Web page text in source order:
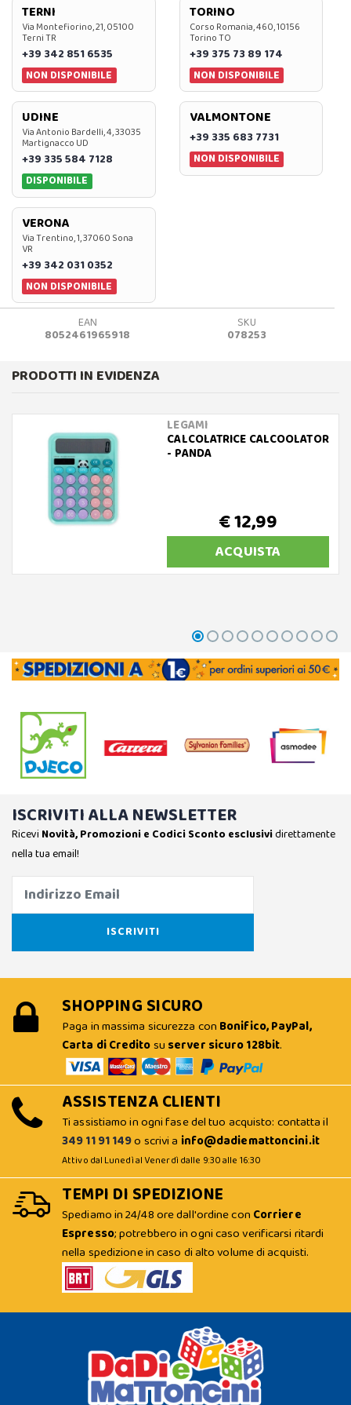
TERNI
Via Montefiorino, 21, 05100
Terni TR
+39 342 851 6535
NON DISPONIBILE
TORINO
Corso Romania, 460, 10156
Torino TO
+39 375 73 89 174
NON DISPONIBILE
UDINE
Via Antonio Bardelli, 4, 33035
Martignacco UD
+39 335 584 7128
DISPONIBILE
VALMONTONE
+39 335 683 7731
NON DISPONIBILE
VERONA
Via Trentino, 1, 37060 Sona
VR
+39 342 031 0352
NON DISPONIBILE
EAN
8052461965918
SKU
078253
PRODOTTI IN EVIDENZA
LEGAMI
CALCOLATRICE CALCOOLATOR
- PANDA
€ 12,99
ACQUISTA
ISCRIVITI ALLA NEWSLETTER
Ricevi Novità, Promozioni e Codici Sconto esclusividirettamente
nella tua email!
SHOPPING SICURO
Paga in massima sicurezza con Bonifico, PayPal,
Carta di Creditosu server sicuro 128bit.
ASSISTENZA CLIENTI
Ti assistiamo in ogni fase del tuo acquisto: contatta il
349 11 91 149o scrivi a info@dadiemattoncini.it
Attivo dal Lunedì al Venerdì dalle 9:30 alle 16:30
TEMPI DI SPEDIZIONE
Spediamo in 24/48 ore dall'ordine con Corriere
Espresso; potrebbero in ogni caso verificarsi ritardi
nella spedizione in caso di alto volume di acquisti.